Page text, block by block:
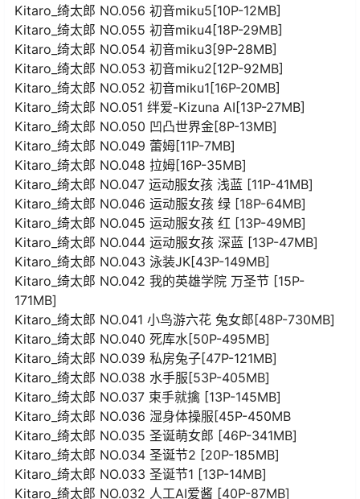
Kitaro_绮太郎 NO.056 初音miku5[10P-12MB]
Kitaro_绮太郎 NO.055 初音miku4[18P-29MB]
Kitaro_绮太郎 NO.054 初音miku3[9P-28MB]
Kitaro_绮太郎 NO.053 初音miku2[12P-92MB]
Kitaro_绮太郎 NO.052 初音miku1[16P-20MB]
Kitaro_绮太郎 NO.051 绊爱-Kizuna AI[13P-27MB]
Kitaro_绮太郎 NO.050 凹凸世界金[8P-13MB]
Kitaro_绮太郎 NO.049 蕾姆[11P-7MB]
Kitaro_绮太郎 NO.048 拉姆[16P-35MB]
Kitaro_绮太郎 NO.047 运动服女孩 浅蓝 [11P-41MB]
Kitaro_绮太郎 NO.046 运动服女孩 绿 [18P-64MB]
Kitaro_绮太郎 NO.045 运动服女孩 红 [13P-49MB]
Kitaro_绮太郎 NO.044 运动服女孩 深蓝 [13P-47MB]
Kitaro_绮太郎 NO.043 泳装JK[43P-149MB]
Kitaro_绮太郎 NO.042 我的英雄学院 万圣节 [15P-
171MB]
Kitaro_绮太郎 NO.041 小鸟游六花 兔女郎[48P-730MB]
Kitaro_绮太郎 NO.040 死库水[50P-495MB]
Kitaro_绮太郎 NO.039 私房兔子[47P-121MB]
Kitaro_绮太郎 NO.038 水手服[53P-405MB]
Kitaro_绮太郎 NO.037 束手就擒 [13P-145MB]
Kitaro_绮太郎 NO.036 湿身体操服[45P-450MB
Kitaro_绮太郎 NO.035 圣诞萌女郎 [46P-341MB]
Kitaro_绮太郎 NO.034 圣诞节2 [20P-185MB]
Kitaro_绮太郎 NO.033 圣诞节1 [13P-14MB]
Kitaro_绮太郎 NO.032 人工AI爱酱 [40P-87MB]